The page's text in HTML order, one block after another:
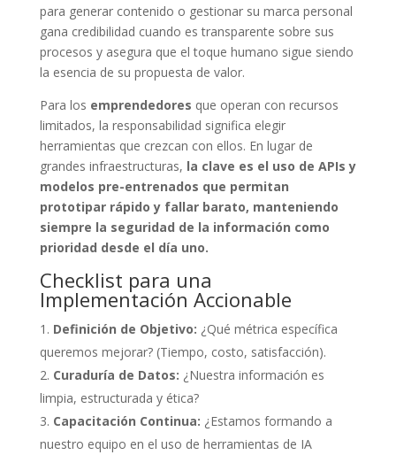
para generar contenido o gestionar su marca personal
gana credibilidad cuando es transparente sobre sus
procesos y asegura que el toque humano sigue siendo
la esencia de su propuesta de valor.
Para los emprendedores que operan con recursos
limitados, la responsabilidad significa elegir
herramientas que crezcan con ellos. En lugar de
grandes infraestructuras, la clave es el uso de APIs y
modelos pre-entrenados que permitan
prototipar rápido y fallar barato, manteniendo
siempre la seguridad de la información como
prioridad desde el día uno.
Checklist para una
Implementación Accionable
Definición de Objetivo: ¿Qué métrica específica
queremos mejorar? (Tiempo, costo, satisfacción).
Curaduría de Datos: ¿Nuestra información es
limpia, estructurada y ética?
Capacitación Continua: ¿Estamos formando a
nuestro equipo en el uso de herramientas de IA